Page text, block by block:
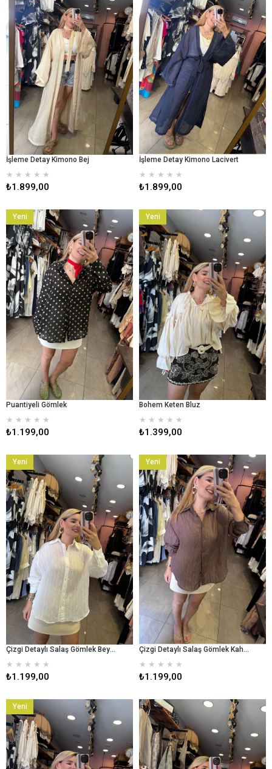
İşleme Detay Kimono Bej
★ ★ ★ ★ ★
₺1.899,00
İşleme Detay Kimono Lacivert
★ ★ ★ ★ ★
₺1.899,00
Puantiyeli Gömlek
★ ★ ★ ★ ★
₺1.199,00
Yeni
Ürün
Bohem Keten Bluz
★ ★ ★ ★ ★
₺1.399,00
Yeni
Ürün
Çizgi Detaylı Salaş Gömlek Beyaz
★ ★ ★ ★ ★
₺1.199,00
Yeni
Ürün
Çizgi Detaylı Salaş Gömlek Kahverengi
★ ★ ★ ★ ★
₺1.199,00
Yeni
Ürün
Yeni
Ürün